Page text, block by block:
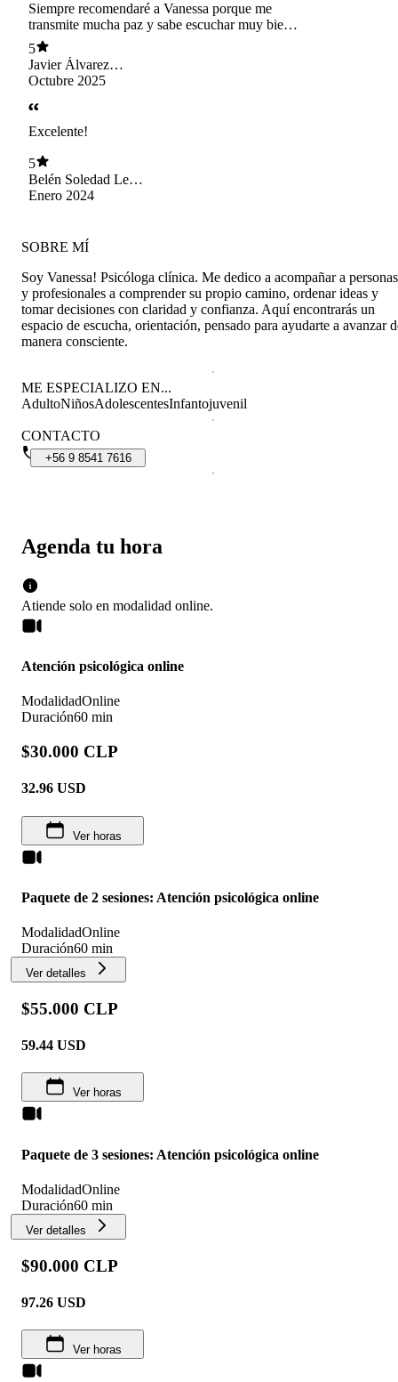
Siempre recomendaré a Vanessa porque me
transmite mucha paz y sabe escuchar muy bien!
Además es muy simpática.
5
Javier Álvarez
Gatica
Octubre 2025
Excelente!
5
Belén Soledad Leiva
Cuevas
Enero 2024
Agenda tu hora
Atiende solo en modalidad online.
Atención psicológica online
ModalidadOnline
Duración60 min
$30.000 CLP
32.96 USD
Ver horas
Paquete de 2 sesiones: Atención psicológica online
ModalidadOnline
Duración60 min
Ver detalles
$55.000 CLP
59.44 USD
Ver horas
Paquete de 3 sesiones: Atención psicológica online
ModalidadOnline
Duración60 min
Ver detalles
$90.000 CLP
97.26 USD
Ver horas
SOBRE MÍ
Soy Vanessa! Psicóloga clínica. Me dedico a acompañar a personas
y profesionales a comprender su propio camino, ordenar ideas y
tomar decisiones con claridad y confianza. Aquí encontrarás un
espacio de escucha, orientación, pensado para ayudarte a avanzar
manera consciente.
ME ESPECIALIZO EN...
AdultoNiñosAdolescentesInfantojuvenil
CONTACTO
+56 9 8541 7616